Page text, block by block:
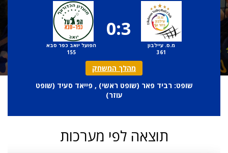
מ.ס. עיילבון
361
0:3
הפועל יואב כפר סבא
155
מהלך המשחק
שופט: רביד פאר (שופט ראשי) , פייאד סעיד (שופט
עוזר)
תוצאה לפי מערכות